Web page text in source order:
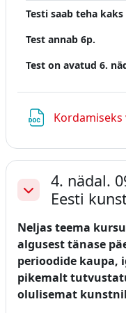
Testi saab teha
Test annab 6p.
Test on avatud 6.
Ahenda
4. nädal.
Eesti
Neljas teema
algusest tänase
perioodide kaupa,
pikemalt
olulisemat